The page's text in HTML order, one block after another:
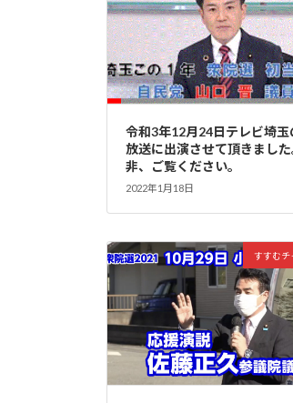
令和3年12月24日テレビ埼玉
放送に出演させて頂きまし
非、ご覧ください。
2022年1月18日
すすむチ